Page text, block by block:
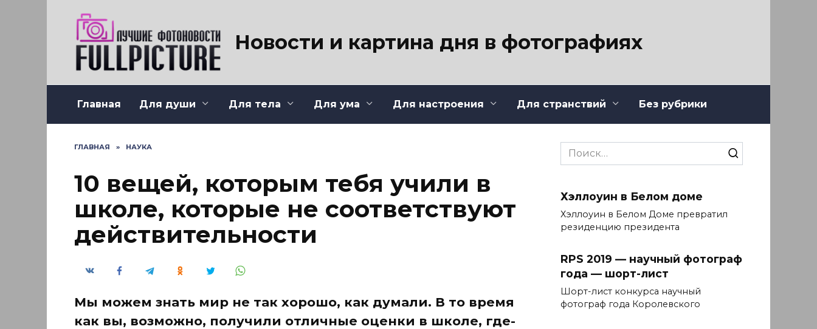
Новости и картина дня в фотографиях
Главная Для души Для тела Для ума Для настроения Для странствий Без рубрики
ГЛАВНАЯ » НАУКА
10 вещей, которым тебя учили в
школе, которые не соответствуют
действительности
Мы можем знать мир не так хорошо, как думали. В то время
как вы, возможно, получили отличные оценки в школе, где-
Search
for:
Хэллоуин в Белом доме
Хэллоуин в Белом Доме превратил
резиденцию президента
RPS 2019 — научный фотограф
года — шорт-лист
Шорт-лист конкурса научный
фотограф года Королевского